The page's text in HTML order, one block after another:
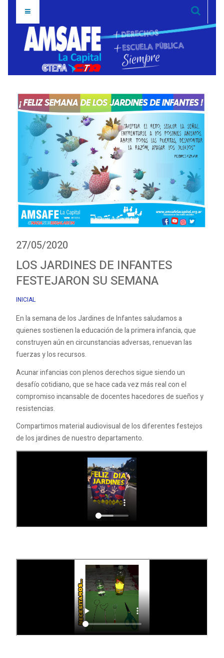
27/05/2020
LOS JARDINES DE INFANTES
FESTEJARON SU SEMANA
INICIAL
En la semana de los Jardines de Infantes saludamos a
quienes sostienen la educación de la primera infancia, que
construyen aún en circunstancias adversas, renuevan las
fuerzas y los recursos.
Acunar infancias con plenos derechos sigue siendo un
desafío cotidiano, que se hace cada vez más real con el
compromiso incansable de docentes hacedores de sueños y
resistencias.
Compartimos material audiovisual de los diferentes festejos
de los jardines de nuestro departamento.